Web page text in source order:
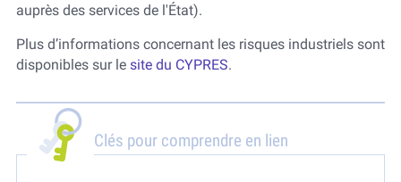
auprès des services de l'État).
Plus d’informations concernant les risques industriels sont
disponibles sur le site du CYPRES.
Clés pour comprendre en lien